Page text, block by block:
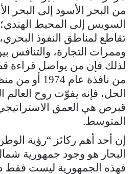
من البحر الأسود إلى البحر
السويس إلى المحيط
تقاطع لمناطق النفوذ
وممرات التجارة، والتنافس
لذلك فإن من يواصل قراءة
من نافذة عام
الحل، فإنه يفوّت روح العالم
قبرص هي العمق
المتوسط.
إن أحد أهم ركائز “رؤية
البحار هو وجود جمهورية
فهذه الجمهورية ليست فقط